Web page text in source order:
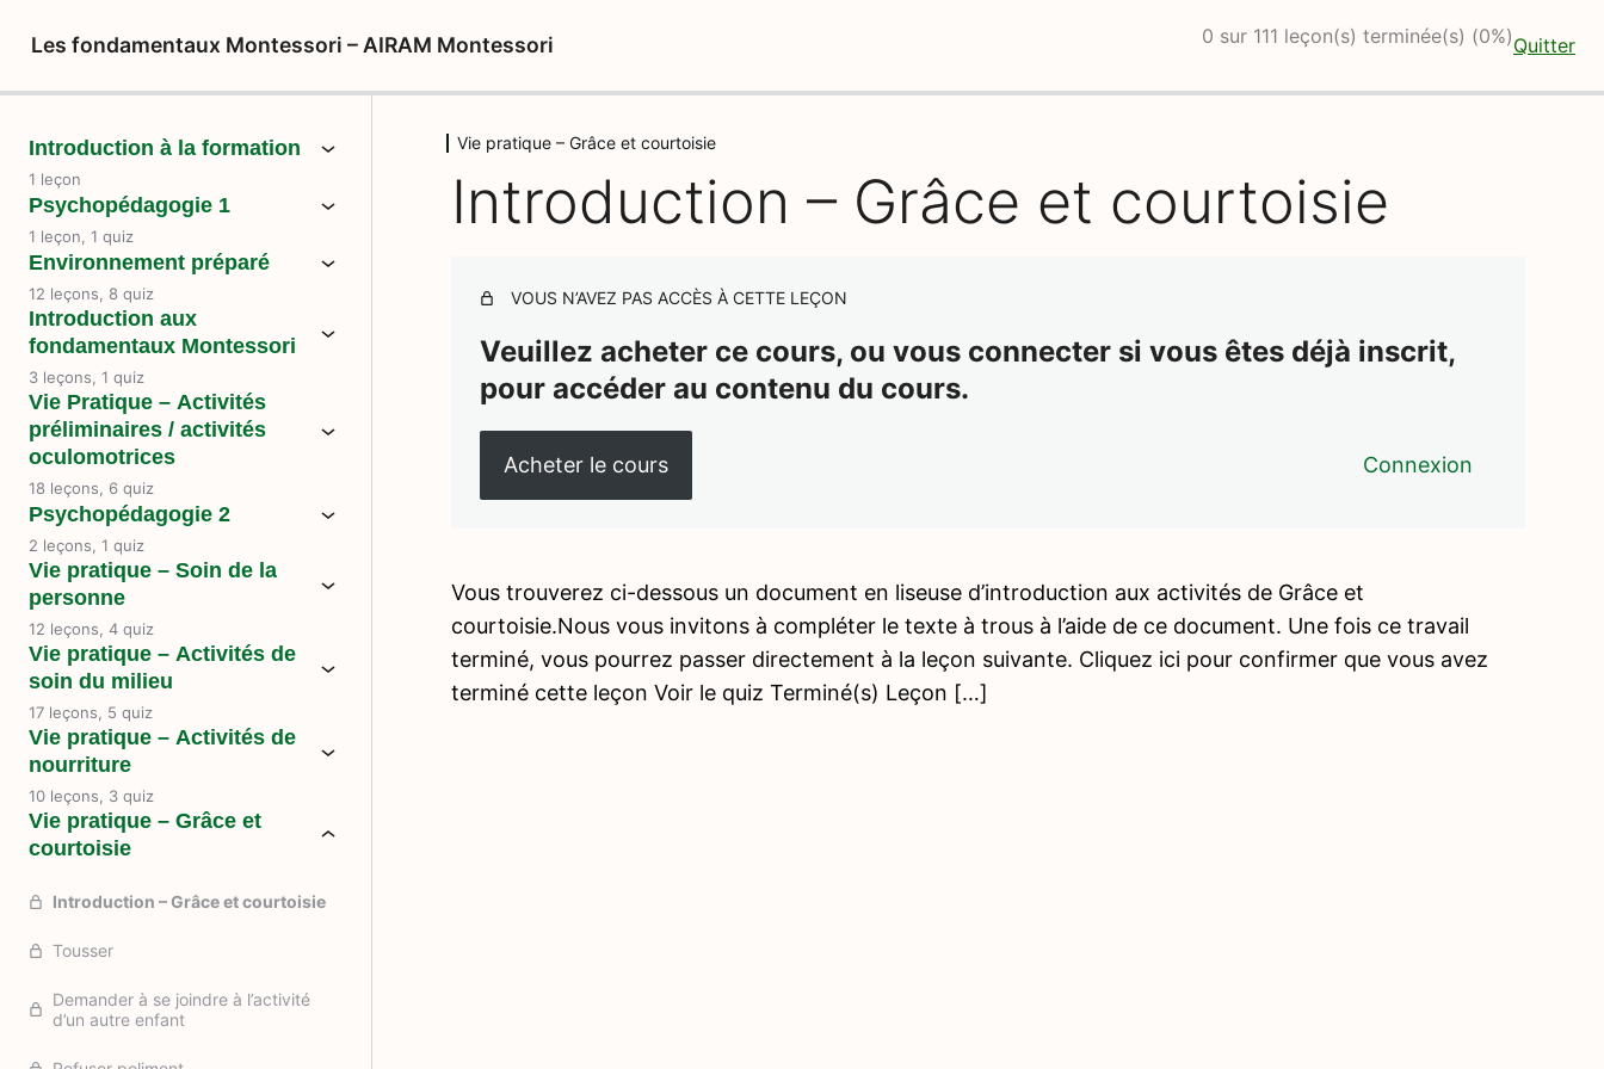
Les fondamentaux Montessori – AIRAM Montessori 0 sur 111 leçon(s) terminée(s) (0%)Quitter
Introduction à la formation
1 leçon
Psychopédagogie 1
1 leçon, 1 quiz
Environnement préparé
12 leçons, 8 quiz
Introduction aux
fondamentaux Montessori
3 leçons, 1 quiz
Vie Pratique – Activités
préliminaires / activités
oculomotrices
18 leçons, 6 quiz
Psychopédagogie 2
2 leçons, 1 quiz
Vie pratique – Soin de la
personne
12 leçons, 4 quiz
Vie pratique – Activités de
soin du milieu
17 leçons, 5 quiz
Vie pratique – Activités de
nourriture
10 leçons, 3 quiz
Vie pratique – Grâce et
courtoisie
Introduction – Grâce et courtoisie
Tousser
Demander à se joindre à l’activité
d’un autre enfant
Vie pratique – Grâce et courtoisie
Introduction – Grâce et courtoisie
VOUS N’AVEZ PAS ACCÈS À CETTE LEÇON
Veuillez acheter ce cours, ou vous connecter si vous êtes déjà inscrit,
pour accéder au contenu du cours.
Acheter le cours Connexion
Vous trouverez ci-dessous un document en liseuse d’introduction aux activités de Grâce et
courtoisie.Nous vous invitons à compléter le texte à trous à l’aide de ce document. Une fois ce travail
terminé, vous pourrez passer directement à la leçon suivante. Cliquez ici pour confirmer que vous avez
terminé cette leçon Voir le quiz Terminé(s) Leçon […]